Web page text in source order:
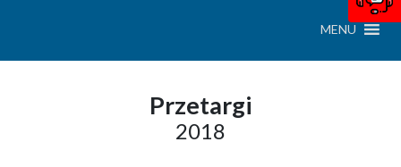
MENU
Przetargi
2018